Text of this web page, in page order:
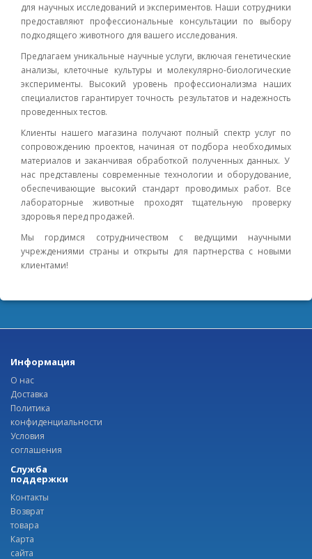
для научных исследований и экспериментов. Наши сотрудники
предоставляют профессиональные консультации по выбору
подходящего животного для вашего исследования.
Предлагаем уникальные научные услуги, включая генетические
анализы, клеточные культуры и молекулярно-биологические
эксперименты. Высокий уровень профессионализма наших
специалистов гарантирует точность результатов и надежность
проведенных тестов.
Клиенты нашего магазина получают полный спектр услуг по
сопровождению проектов, начиная от подбора необходимых
материалов и заканчивая обработкой полученных данных. У
нас представлены современные технологии и оборудование,
обеспечивающие высокий стандарт проводимых работ. Все
лабораторные животные проходят тщательную проверку
здоровья перед продажей.
Мы гордимся сотрудничеством с ведущими научными
учреждениями страны и открыты для партнерства с новыми
клиентами!
Информация
О нас
Доставка
Политика
конфиденциальности
Условия
соглашения
Служба
поддержки
Контакты
Возврат
товара
Карта
сайта